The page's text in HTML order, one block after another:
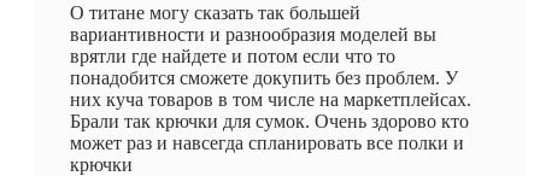
О титане могу сказать так большей
вариантивности и разнообразия моделей вы
врятли где найдете и потом если что то
понадобится сможете докупить без проблем. У
них куча товаров в том числе на маркетплейсах.
Брали так крючки для сумок. Очень здорово кто
может раз и навсегда спланировать все полки и
крючки